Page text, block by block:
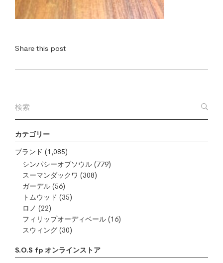
カテゴリー
ブランド (1,085)
シンパシーオブソウル (779)
スーマンダックワ (308)
ガーデル (56)
トムウッド (35)
ロノ (22)
フィリップオーディベール (16)
スウィング (30)
S.O.S fp オンラインストア
Share this post